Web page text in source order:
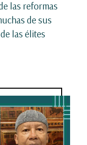
las reformas
de sus
las élites